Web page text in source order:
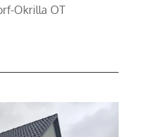
Okrilla OT